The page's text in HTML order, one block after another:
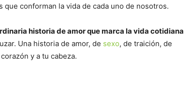
conforman la vida de cada uno de nosotros.
historia de amor que marca la vida cotidiana
Una historia de amor, de sexo, de traición, de
y a tu cabeza.